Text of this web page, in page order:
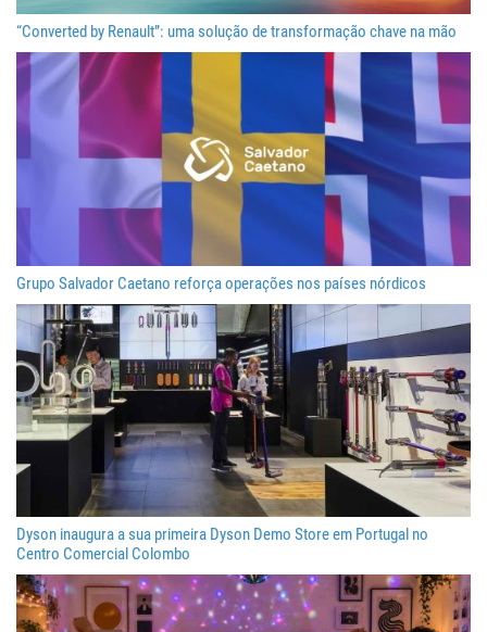
“Converted by Renault”: uma solução de transformação chave na mão
Grupo Salvador Caetano reforça operações nos países nórdicos
Dyson inaugura a sua primeira Dyson Demo Store em Portugal no
Centro Comercial Colombo